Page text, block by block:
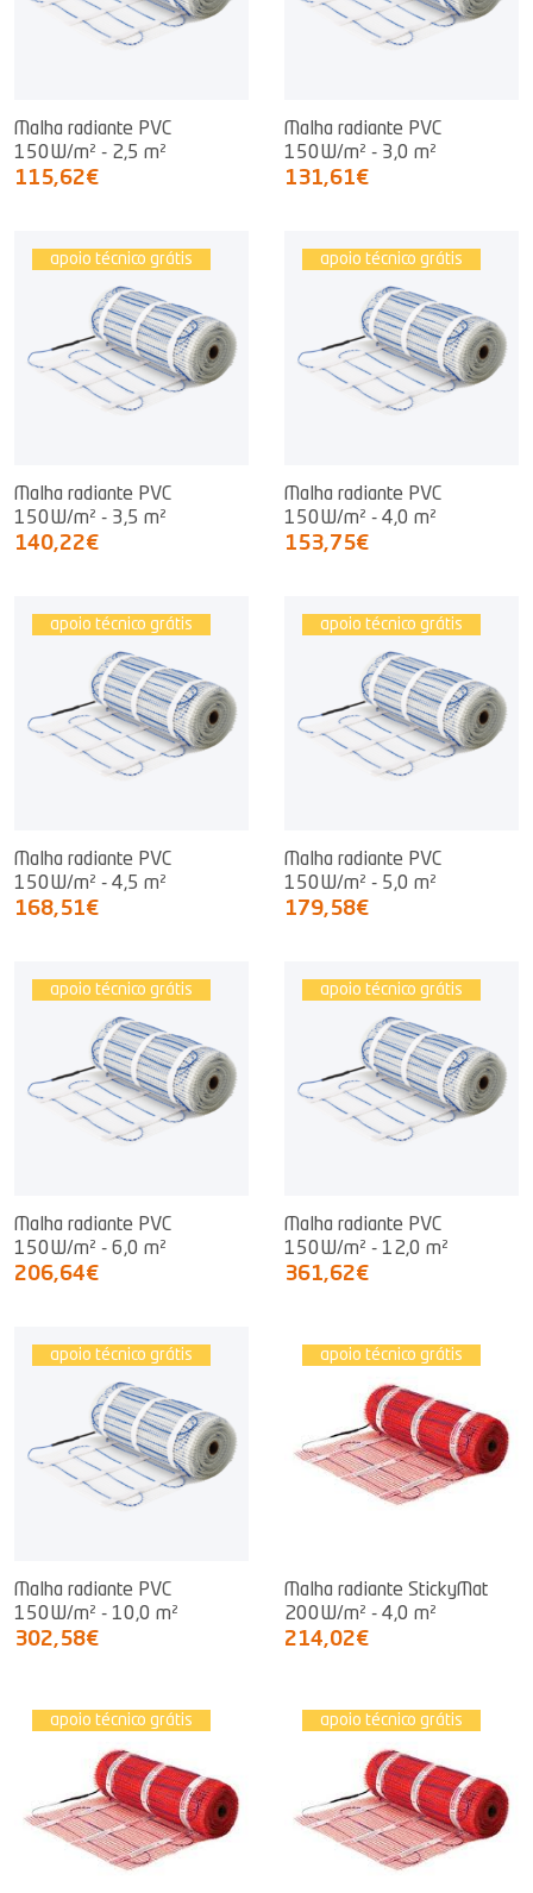
Malha radiante PVC
150W/m² - 2,5 m²
115,62€
Malha radiante PVC
150W/m² - 3,0 m²
131,61€
apoio técnico grátis
Malha radiante PVC
150W/m² - 3,5 m²
140,22€
apoio técnico grátis
Malha radiante PVC
150W/m² - 4,0 m²
153,75€
apoio técnico grátis
Malha radiante PVC
150W/m² - 4,5 m²
168,51€
apoio técnico grátis
Malha radiante PVC
150W/m² - 5,0 m²
179,58€
apoio técnico grátis
Malha radiante PVC
150W/m² - 6,0 m²
206,64€
apoio técnico grátis
Malha radiante PVC
150W/m² - 12,0 m²
361,62€
apoio técnico grátis
Malha radiante PVC
150W/m² - 10,0 m²
302,58€
apoio técnico grátis
Malha radiante StickyMat
200W/m² - 4,0 m²
214,02€
apoio técnico grátis apoio técnico grátis